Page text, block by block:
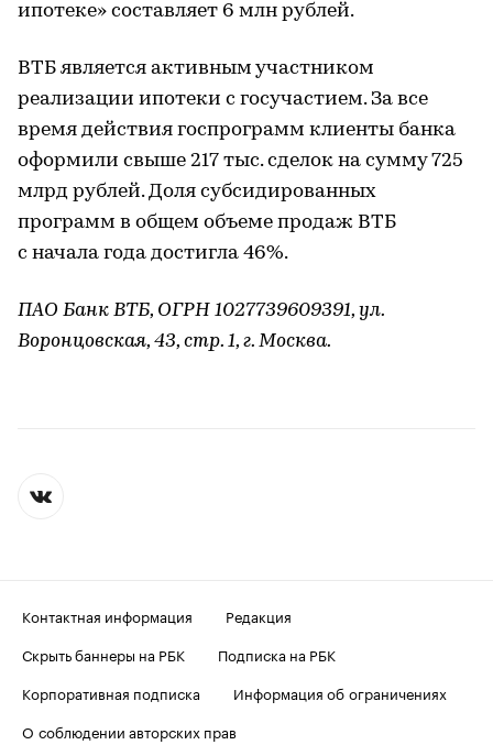
ипотеке» составляет 6 млн рублей.
ВТБ является активным участником
реализации ипотеки с госучастием. За все
время действия госпрограмм клиенты банка
оформили свыше 217 тыс. сделок на сумму 725
млрд рублей. Доля субсидированных
программ в общем объеме продаж ВТБ
с начала года достигла 46%.
ПАО Банк ВТБ, ОГРН 1027739609391, ул.
Воронцовская, 43, стр. 1, г. Москва.
Контактная информация
Редакция
Скрыть баннеры на РБК
Подписка на РБК
Корпоративная подписка
Информация об ограничениях
О соблюдении авторских прав